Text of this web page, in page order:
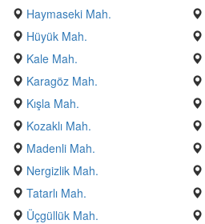
Haymaseki Mah.
Hüyük Mah.
Kale Mah.
Karagöz Mah.
Kışla Mah.
Kozaklı Mah.
Madenli Mah.
Nergizlik Mah.
Tatarlı Mah.
Üçgüllük Mah.